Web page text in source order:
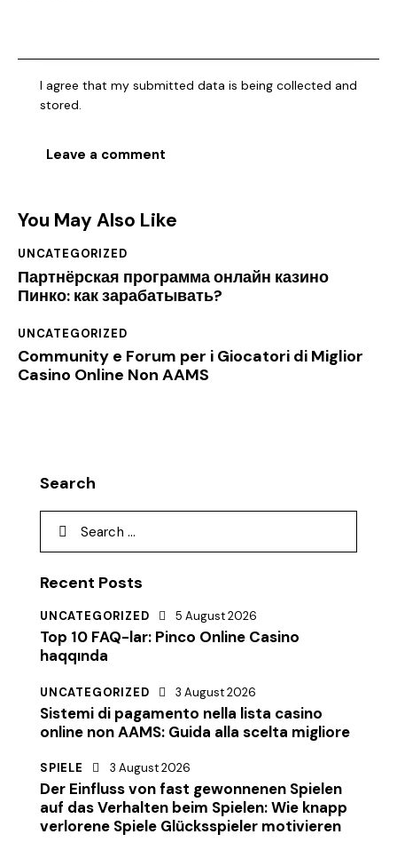
I agree that my submitted data is being collected and
stored.
You May Also Like
UNCATEGORIZED
Партнёрская программа онлайн казино
Пинко: как зарабатывать?
UNCATEGORIZED
Community e Forum per i Giocatori di Miglior
Casino Online Non AAMS
Search
Recent Posts
UNCATEGORIZED 5 August 2026
Top 10 FAQ-lar: Pinco Online Casino
haqqında
UNCATEGORIZED 3 August 2026
Sistemi di pagamento nella lista casino
online non AAMS: Guida alla scelta migliore
SPIELE 3 August 2026
Der Einfluss von fast gewonnenen Spielen
auf das Verhalten beim Spielen: Wie knapp
verlorene Spiele Glücksspieler motivieren